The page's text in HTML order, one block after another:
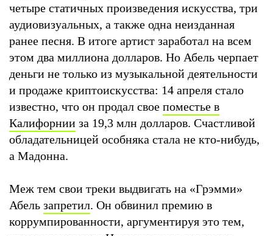
четыре статичных произведения искусства, три
аудиовизуальных, а также одна неизданная
ранее песня. В итоге артист заработал на всем
этом два миллиона долларов. Но Абель черпает
деньги не только из музыкальной деятельности
и продаже криптоискусства: 14 апреля стало
известно, что он продал свое поместье в
Калифорнии за 19,3 млн долларов. Счастливой
обладательницей особняка стала не кто-нибудь,
а Мадонна.
Меж тем свои треки выдвигать на «Грэмми»
Абель запретил. Он обвинил премию в
коррумпированности, аргументируя это тем,